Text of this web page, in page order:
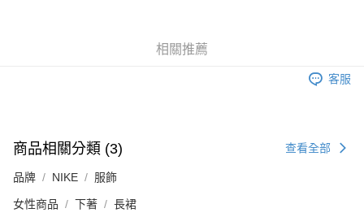
相關推薦
客服
商品相關分類 (3) 查看全部
品牌 NIKE 服飾
女性商品 下著 長裙